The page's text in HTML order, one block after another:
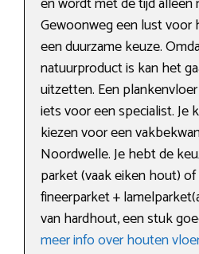
Gewoonweg een lust voor
een duurzame keuze.
natuurproduct is kan het
uitzetten. Een
iets voor een specialist. Je
kiezen voor een
Noordwelle. Je hebt de
parket (vaak eiken hout)
fineerparket +
van hardhout, een stuk
meer info over houten